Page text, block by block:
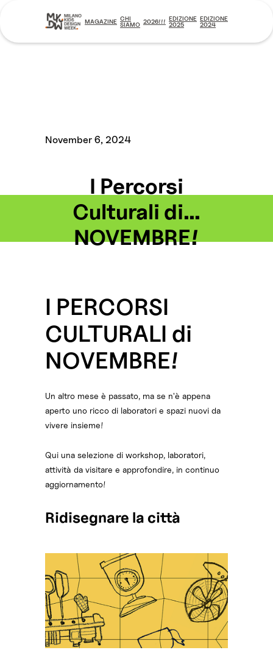
MAGAZINE CHI
SIAMO 2026!!! EDIZIONE
2025
EDIZIONE
2024
November 6, 2024
I Percorsi
Culturali di...
NOVEMBRE!
I PERCORSI
CULTURALI di
NOVEMBRE!
Un altro mese è passato, ma se n'è appena
aperto uno ricco di laboratori e spazi nuovi da
vivere insieme!
Qui una selezione di workshop, laboratori,
attività da visitare e approfondire, in continuo
aggiornamento!
Ridisegnare la città